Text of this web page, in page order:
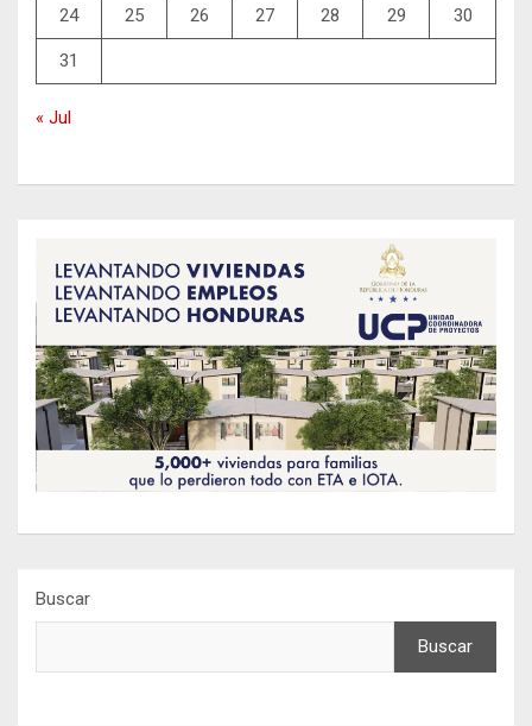
24 25 26 27 28 29 30
31
« Jul
Buscar
Buscar